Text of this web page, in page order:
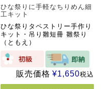
ひな祭りに手軽なちりめん細
工キット
ひな祭りタペストリー手作り
キット・吊り雛短冊 雛祭り
（ともえ）
販売価格 ¥1,650税込